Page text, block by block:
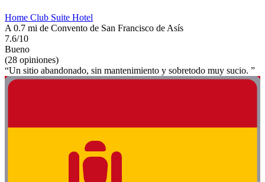
Home Club Suite Hotel
A 0.7 mi de Convento de San Francisco de Asís
7.6/10
Bueno
(28 opiniones)
“Un sitio abandonado, sin mantenimiento y sobretodo muy sucio. ”